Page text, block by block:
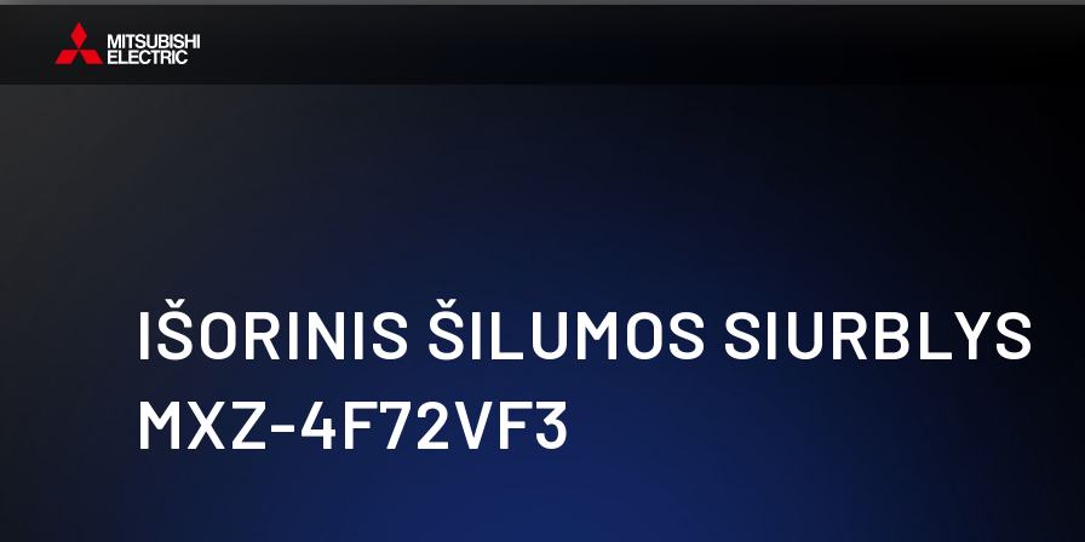
IŠORINIS ŠILUMOS SIURBLYS
MXZ-4F72VF3